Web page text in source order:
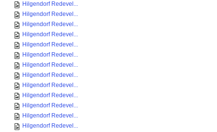
Hilgendorf Redevel...
Hilgendorf Redevel...
Hilgendorf Redevel...
Hilgendorf Redevel...
Hilgendorf Redevel...
Hilgendorf Redevel...
Hilgendorf Redevel...
Hilgendorf Redevel...
Hilgendorf Redevel...
Hilgendorf Redevel...
Hilgendorf Redevel...
Hilgendorf Redevel...
Hilgendorf Redevel...